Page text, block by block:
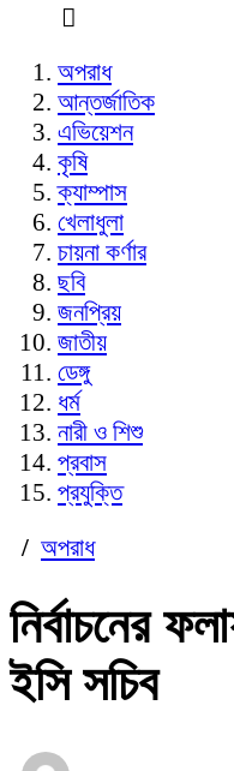
অপরাধ
আন্তর্জাতিক
এভিয়েশন
কৃষি
ক্যাম্পাস
খেলাধুলা
চায়না কর্ণার
ছবি
জনপ্রিয়
জাতীয়
ডেঙ্গু
ধর্ম
নারী ও শিশু
প্রবাস
প্রযুক্তি
/ অপরাধ
নির্বাচনের
ইসি সচিব